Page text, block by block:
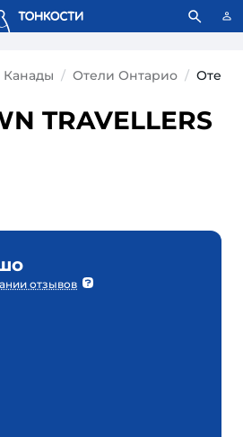
файлы. Что это значит?
Отели Онтарио Отель
TRAVELLERS
отзывов